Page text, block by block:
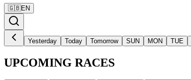
🇬🇧EN
Yesterday Today Tomorrow SUN MON TUE
UPCOMING RACES